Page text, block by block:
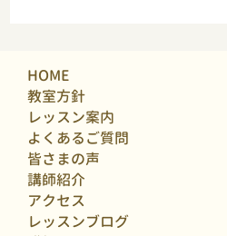
HOME
教室方針
レッスン案内
よくあるご質問
皆さまの声
講師紹介
アクセス
レッスンブログ